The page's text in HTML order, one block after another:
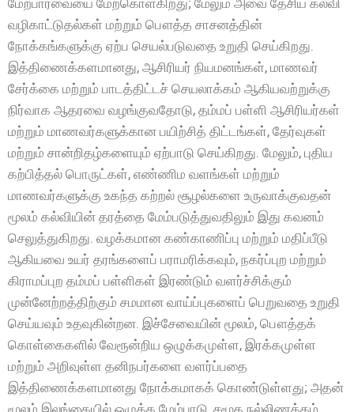
மேற்பார்வையை மேற்கொள்கிறது; மேலும் அவை தேசிய கல்வி
வழிகாட்டுதல்கள் மற்றும் பௌத்த சாசனத்தின்
நோக்கங்களுக்கு ஏற்ப செயல்படுவதை உறுதி செய்கிறது.
இத்திணைக்களமானது, ஆசிரியர் நியமனங்கள், மாணவர்
சேர்க்கை மற்றும் பாடத்திட்டச் செயலாக்கம் ஆகியவற்றுக்கு
நிர்வாக ஆதரவை வழங்குவதோடு, தம்மப் பள்ளி ஆசிரியர்கள்
மற்றும் மாணவர்களுக்கான பயிற்சித் திட்டங்கள், தேர்வுகள்
மற்றும் சான்றிதழ்களையும் ஏற்பாடு செய்கிறது. மேலும், புதிய
கற்பித்தல் பொருட்கள், எண்ணிம வளங்கள் மற்றும்
மாணவர்களுக்கு உகந்த கற்றல் சூழல்களை உருவாக்குவதன்
மூலம் கல்வியின் தரத்தை மேம்படுத்துவதிலும் இது கவனம்
செலுத்துகிறது. வழக்கமான கண்காணிப்பு மற்றும் மதிப்பீடு
ஆகியவை உயர் தரங்களைப் பராமரிக்கவும், நகர்ப்புற மற்றும்
கிராமப்புற தம்மப் பள்ளிகள் இரண்டும் வளர்ச்சிக்கும்
முன்னேற்றத்திற்கும் சமமான வாய்ப்புகளைப் பெறுவதை உறுதி
செய்யவும் உதவுகின்றன. இச்சேவையின் மூலம், பௌத்தக்
கொள்கைகளில் வேரூன்றிய ஒழுக்கமுள்ள, இரக்கமுள்ள
மற்றும் அறிவுள்ள தனிநபர்களை வளர்ப்பதை
இத்திணைக்களமானது நோக்கமாகக் கொண்டுள்ளது; அதன்
மூலம் இலங்கையில் ஒழுக்க மேம்பாடு, சமூக நல்லிணக்கம்